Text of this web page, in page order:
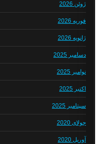
ژوئن 2026
فوریه 2026
ژانویه 2026
دسامبر 2025
نوامبر 2025
اکتبر 2025
سپتامبر 2025
جولای 2020
آوریل 2020